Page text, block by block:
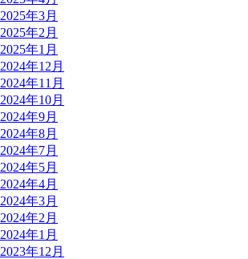
2025年3月
2025年2月
2025年1月
2024年12月
2024年11月
2024年10月
2024年9月
2024年8月
2024年7月
2024年5月
2024年4月
2024年3月
2024年2月
2024年1月
2023年12月